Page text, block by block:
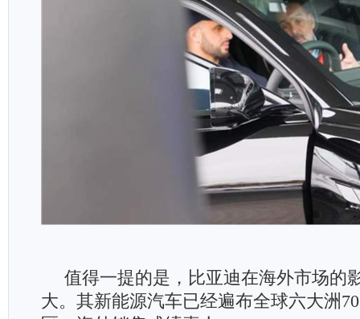
值得一提的是，比亚迪在海外市场的
大。其新能源汽车已经遍布全球六大洲